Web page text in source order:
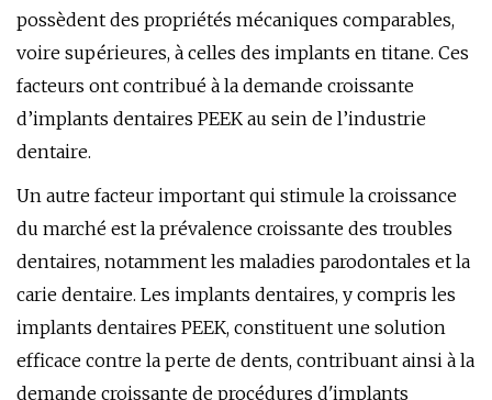
possèdent des propriétés mécaniques comparables,
voire supérieures, à celles des implants en titane. Ces
facteurs ont contribué à la demande croissante
d’implants dentaires PEEK au sein de l’industrie
dentaire.
Un autre facteur important qui stimule la croissance
du marché est la prévalence croissante des troubles
dentaires, notamment les maladies parodontales et la
carie dentaire. Les implants dentaires, y compris les
implants dentaires PEEK, constituent une solution
efficace contre la perte de dents, contribuant ainsi à la
demande croissante de procédures d'implants